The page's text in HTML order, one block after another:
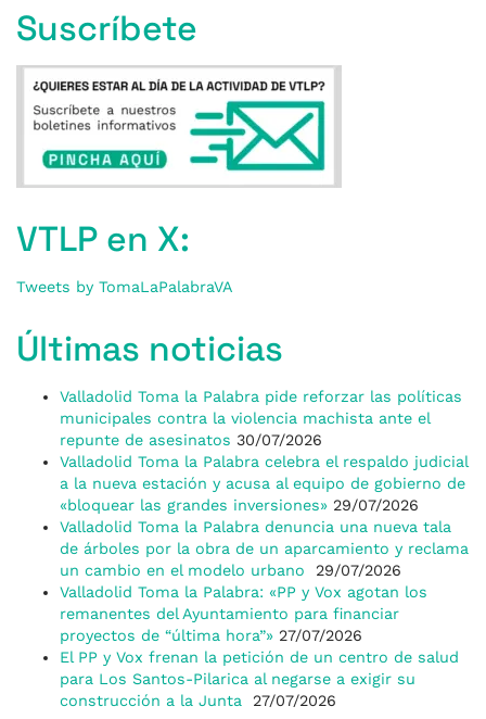
Suscríbete
VTLP en X:
Tweets by TomaLaPalabraVA
Últimas noticias
Valladolid Toma la Palabra pide reforzar las políticas
municipales contra la violencia machista ante el
repunte de asesinatos 30/07/2026
Valladolid Toma la Palabra celebra el respaldo judicial
a la nueva estación y acusa al equipo de gobierno de
«bloquear las grandes inversiones» 29/07/2026
Valladolid Toma la Palabra denuncia una nueva tala
de árboles por la obra de un aparcamiento y reclama
un cambio en el modelo urbano
29/07/2026
Valladolid Toma la Palabra: «PP y Vox agotan los
remanentes del Ayuntamiento para financiar
proyectos de “última hora”» 27/07/2026
El PP y Vox frenan la petición de un centro de salud
para Los Santos-Pilarica al negarse a exigir su
construcción a la Junta
27/07/2026